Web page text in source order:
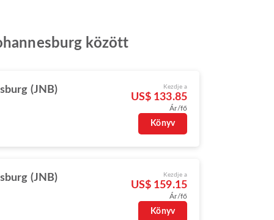
között
(JNB) Kezdje a
US$ 133.85
Ár/fő
Könyv
(JNB) Kezdje a
US$ 159.15
Ár/fő
Könyv